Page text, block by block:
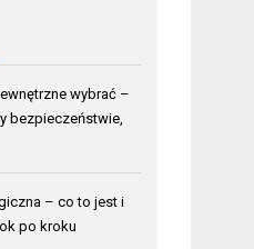
wybrać –
bezpieczeństwie,
– co to jest i
po kroku